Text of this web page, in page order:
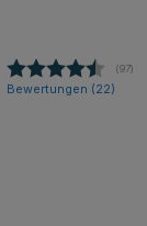
(97)
Bewertungen (22)